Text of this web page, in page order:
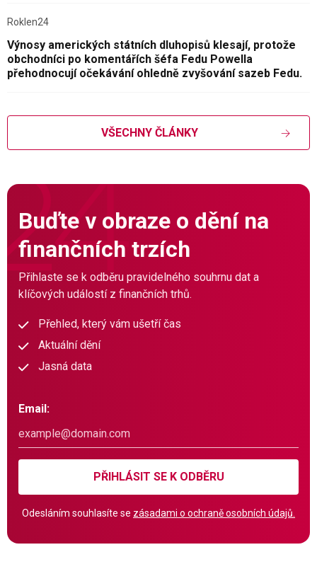
Roklen24
Výnosy amerických státních dluhopisů klesají, protože
obchodníci po komentářích šéfa Fedu Powella
přehodnocují očekávání ohledně zvyšování sazeb Fedu.
VŠECHNY ČLÁNKY
Buďte v obraze o dění na
finančních trzích
Přihlaste se k odběru pravidelného souhrnu dat a
klíčových událostí z finančních trhů.
Přehled, který vám ušetří čas
Aktuální dění
Jasná data
Email:
PŘIHLÁSIT SE K ODBĚRU
Odesláním souhlasíte se zásadami o ochraně osobních údajů.